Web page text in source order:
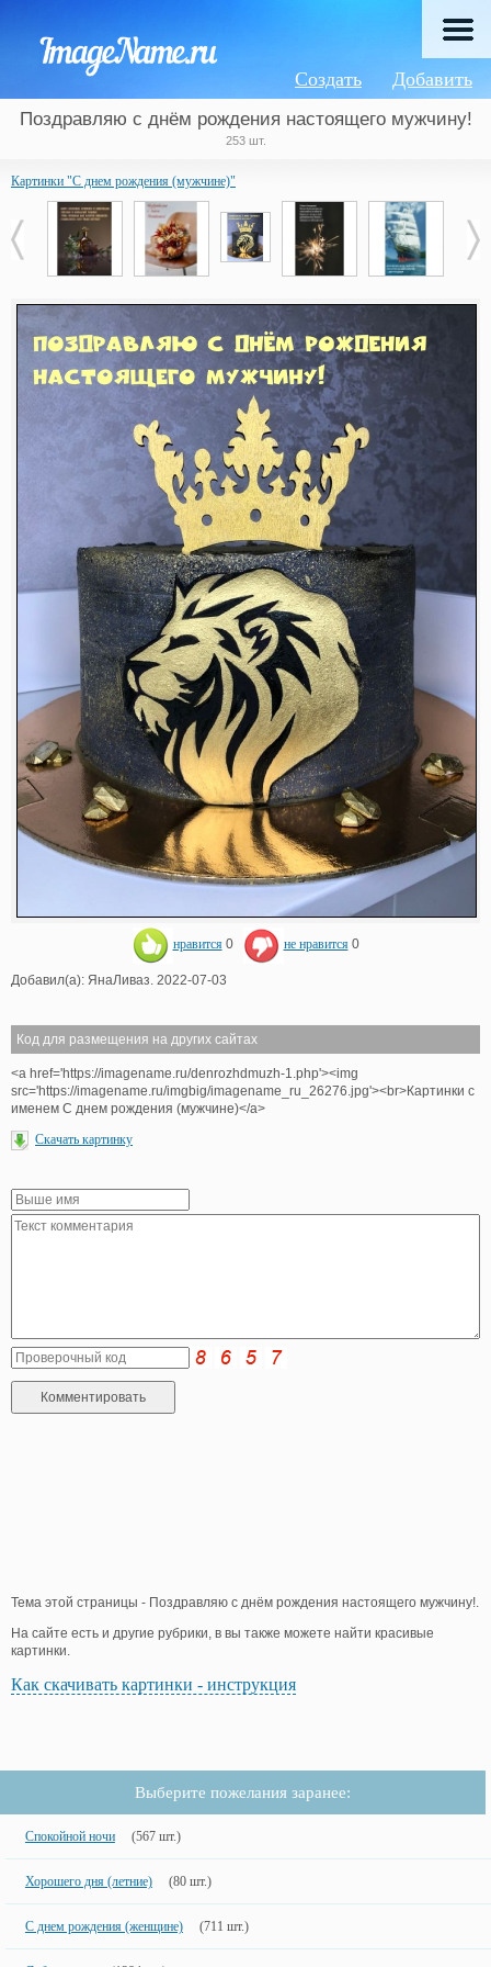
Добавить
Создать
Поздравляю с днём рождения настоящего мужчину!
253 шт.
Картинки "С днем рождения (мужчине)"
нравится 0 не нравится 0
Добавил(а): ЯнаЛиваз. 2022-07-03
Код для размещения на других сайтах
<a href='https://imagename.ru/denrozhdmuzh-1.php'><img
src='https://imagename.ru/imgbig/imagename_ru_26276.jpg'><br>Картинки с
именем С днем рождения (мужчине)</a>
Скачать картинку
Тема этой страницы - Поздравляю с днём рождения настоящего мужчину!.
На сайте есть и другие рубрики, в вы также можете найти красивые
картинки.
Как скачивать картинки - инструкция
Выберите пожелания заранее:
Спокойной ночи (567 шт.)
Хорошего дня (летние) (80 шт.)
С днем рождения (женщине) (711 шт.)